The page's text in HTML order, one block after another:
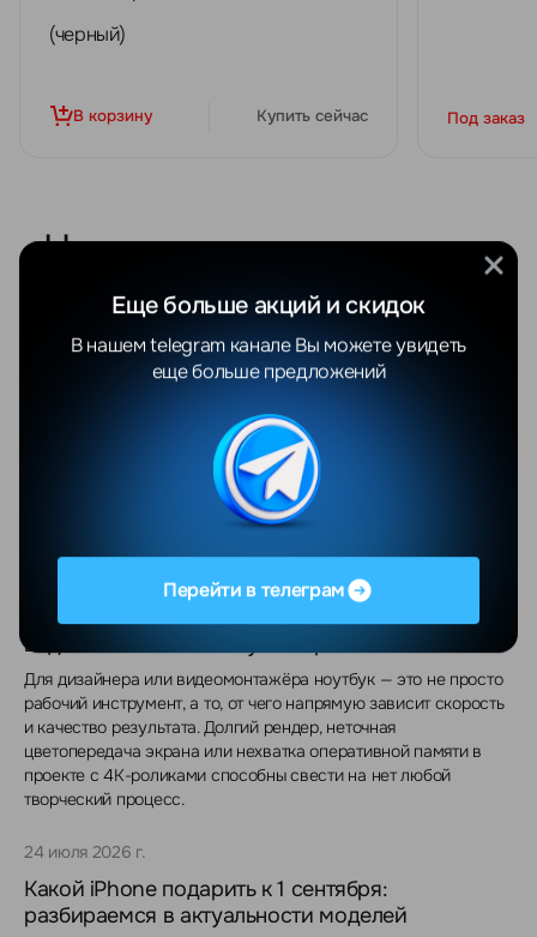
(черный)
В корзину Купить сейчас Под заказ
Новости Все
5 августа 2026 г.
Складной iPhone (Fold / Ultra): что известно
перед презентацией
на гибких экранах, и всё это время делала вид, что формат её
не интересует. Осенью 2026 года это закончится: первый
складной iPhone покажут уже в сентябре. Собрали всё, что
известно на сегодня, — и главное, разобрались, что с этим
делать белорусскому покупателю.
Лучшие ноутбуки для дизайнеров и
видеомонтажа: почему выбирают MacBook Pro
Для дизайнера или видеомонтажёра ноутбук — это не просто
рабочий инструмент, а то, от чего напрямую зависит скорость
и качество результата. Долгий рендер, неточная
цветопередача экрана или нехватка оперативной памяти в
проекте с 4K-роликами способны свести на нет любой
творческий процесс.
24 июля 2026 г.
Какой iPhone подарить к 1 сентября:
разбираемся в актуальности моделей
Перейти в телеграм
Еще больше акций и скидок
В нашем telegram канале Вы можете увидеть
еще больше предложений